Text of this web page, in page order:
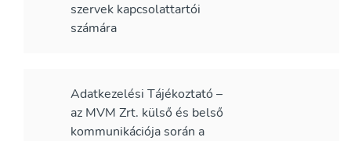
szervek kapcsolattartói
számára
Adatkezelési Tájékoztató –
az MVM Zrt. külső és belső
kommunikációja során a